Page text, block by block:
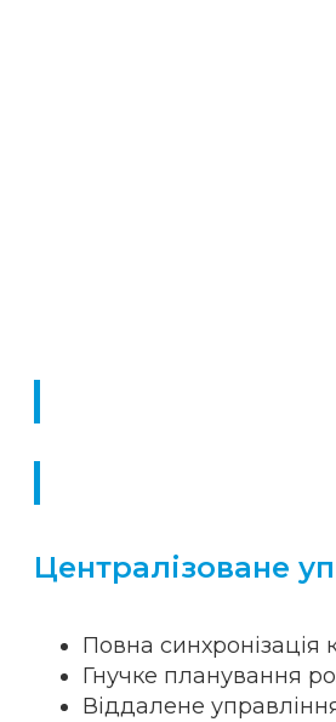
Централізоване
Повна синхронізація
Гнучке планування
Віддалене